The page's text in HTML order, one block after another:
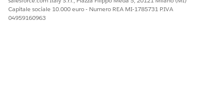
QUESTO ARTICOLO HA RISOLTO IL PROBLEMA?
Capitale sociale 10.000 euro - Numero REA MI-1785731 P.IVA
04959160963